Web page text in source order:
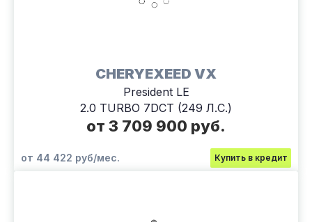
CHERYEXEED VX
President LE
2.0 TURBO 7DCT (249 Л.С.)
от 3 709 900 руб.
от 44 422 руб/мес. Купить в кредит